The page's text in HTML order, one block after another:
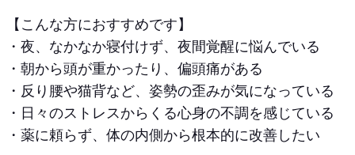
【こんな方におすすめです】
・夜、なかなか寝付けず、夜間覚醒に悩んでいる
・朝から頭が重かったり、偏頭痛がある
・反り腰や猫背など、姿勢の歪みが気になっている
・日々のストレスからくる心身の不調を感じている
・薬に頼らず、体の内側から根本的に改善したい